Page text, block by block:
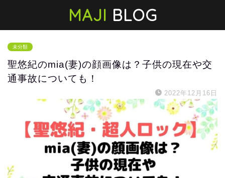
MAJI BLOG
未分類
聖悠紀のmia(妻)の顔画像は？子供の現在や交
通事故についても！
2022年12月16日